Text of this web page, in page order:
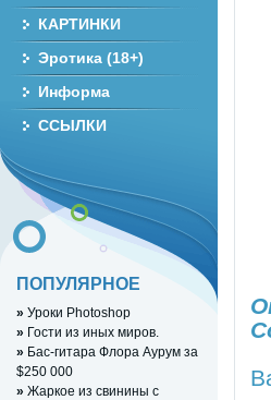
КАРТИНКИ
Эротика (18+)
Информа
ССЫЛКИ
ПОПУЛЯРНОЕ
» Уроки Photoshop
» Гости из иных миров.
» Бас-гитара Флора Аурум за
$250 000
» Жаркое из свинины с